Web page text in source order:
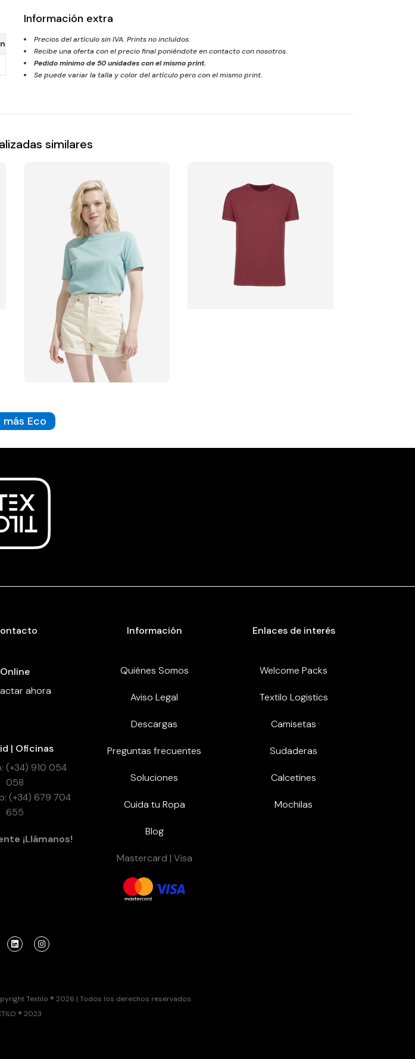
Información extra
Precios del artículo sin IVA. Prints no incluídos.
Recibe una oferta con el precio final poniéndote en contacto con nosotros.
Pedido mínimo de50unidades con el mismo print.
Se puede variar la talla y color del artículo pero con el mismo print.
similares
más Eco
Online
ahora
| Oficinas
(+34) 910 054
058
(+34) 679 704
655
¡Llámanos!
Información
Quiénes Somos
Aviso Legal
Descargas
Preguntas frecuentes
Soluciones
Cuida tu Ropa
Blog
Mastercard | Visa
Enlaces de interés
Welcome Packs
Textilo Logistics
Camisetas
Sudaderas
Calcetines
Mochilas
Textilo ® 2026 | Todos los derechos reservados.
® 2023